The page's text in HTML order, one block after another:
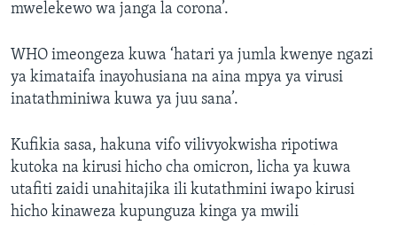
mwelekewo wa janga la corona’.
WHO imeongeza kuwa ‘hatari ya jumla kwenye ngazi
ya kimataifa inayohusiana na aina mpya ya virusi
inatathminiwa kuwa ya juu sana’.
Kufikia sasa, hakuna vifo vilivyokwisha ripotiwa
kutoka na kirusi hicho cha omicron, licha ya kuwa
utafiti zaidi unahitajika ili kutathmini iwapo kirusi
hicho kinaweza kupunguza kinga ya mwili